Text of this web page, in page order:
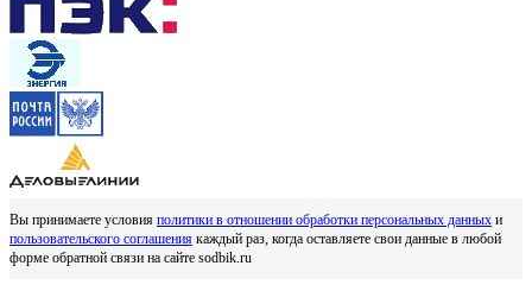
Вы принимаете условия политики в отношении обработки персональных данных и
пользовательского соглашения каждый раз, когда оставляете свои данные в любой
форме обратной связи на сайте sodbik.ru